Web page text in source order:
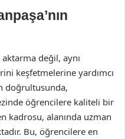
değil, aynı
keşfetmelerine yardımcı
doğrultusunda,
öğrencilere kaliteli bir
kadrosu, alanında uzman
Bu, öğrencilere en